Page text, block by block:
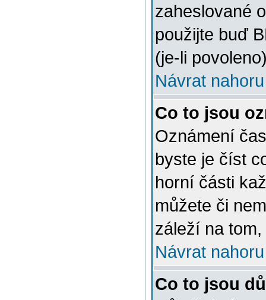
zaheslované
použijte buď
(je-li
Návrat nahoru
Co to jsou
Oznámení
byste je číst
horní části
můžete či
záleží na
Návrat nahoru
Co to jsou